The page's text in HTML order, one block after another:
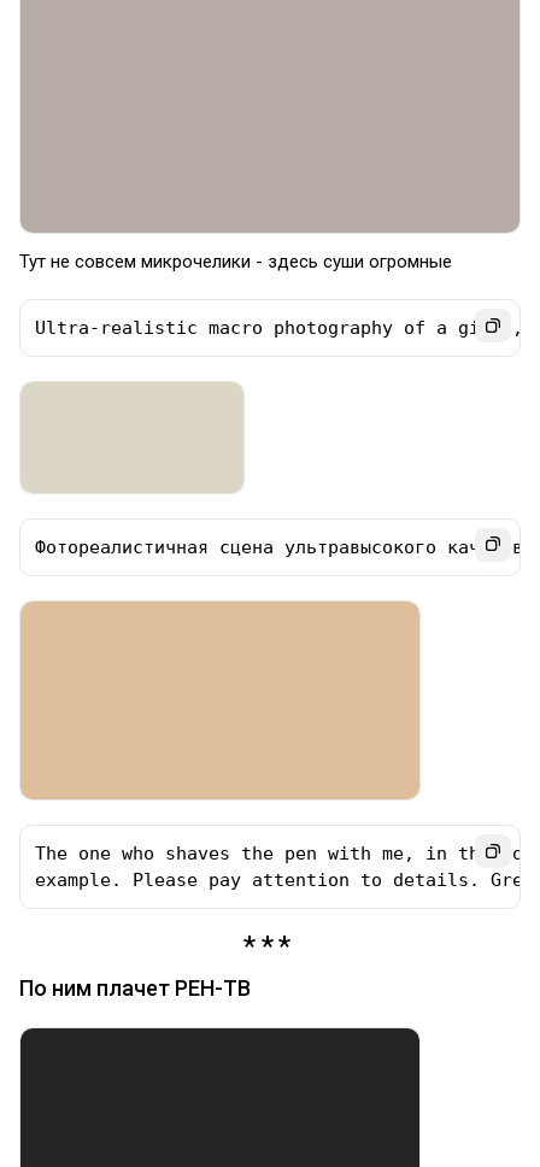
Тут не совсем микрочелики - здесь суши огромные
Ultra-realistic macro photography of a giant,
Фотореалистичная сцена ультравысокого
The one who shaves the pen with me, in the
example. Please pay attention to details.
По ним плачет РЕН-ТВ